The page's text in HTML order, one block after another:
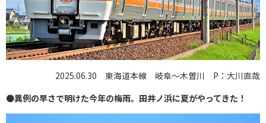
2025.06.30 東海道本線 岐阜～木曽川 P：大川直哉
●異例の早さで明けた今年の梅雨。田井ノ浜に夏がやってきた！